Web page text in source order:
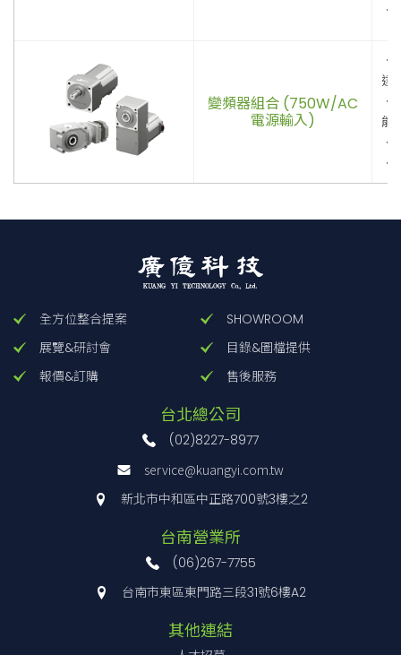
變頻器組合 (750W/AC
電源輸入)
達
能
全方位整合提案
SHOWROOM
展覽&研討會
目錄&圖檔提供
報價&訂購
售後服務
台北總公司
(02)8227-8977
service@kuangyi.com.tw
新北市中和區中正路700號3樓之2
台南營業所
(06)267-7755
台南市東區東門路三段31號6樓A2
其他連結